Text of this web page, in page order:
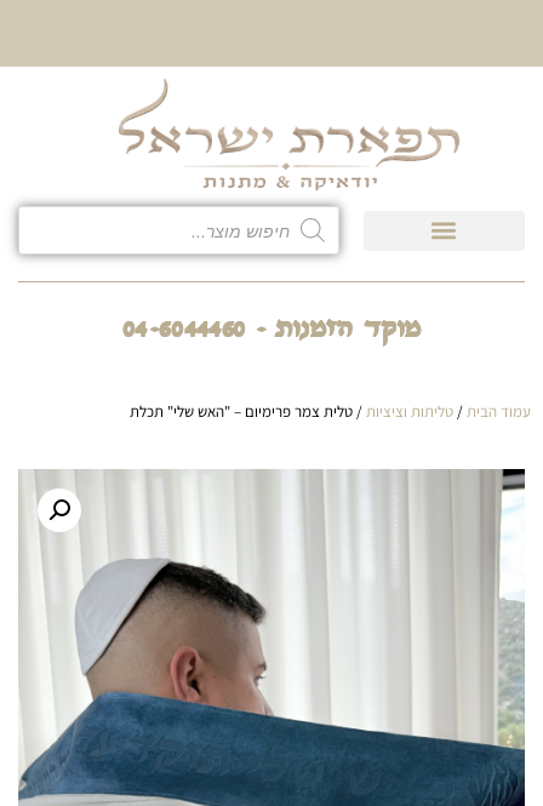
מוקד הזמנות - 04-6044460
עמוד הבית/ טליתות וציציות/ טלית צמר פרימיום – "האש שלי" תכלת